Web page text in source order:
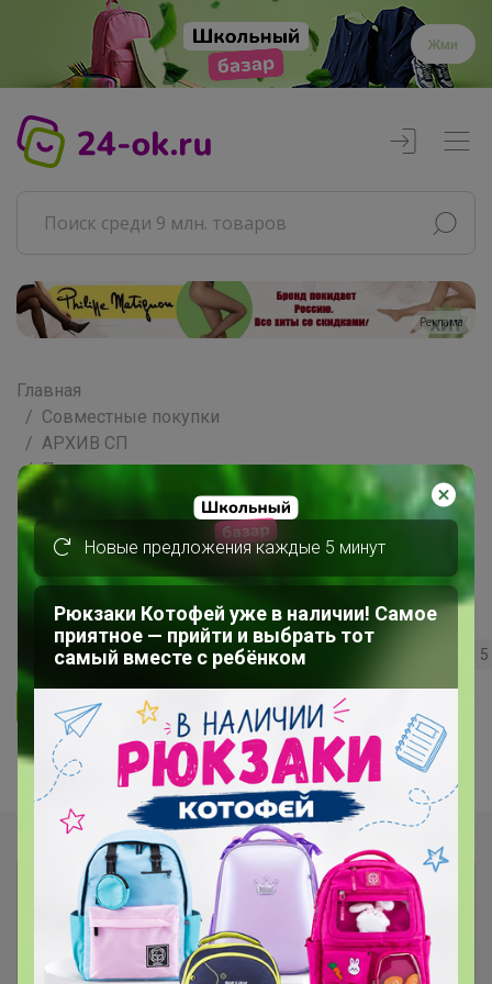
Жми
Реклама
Главная
Совместные покупки
АРХИВ СП
Продукты
***Кондитерская витрина*** Всё
для кондитеров и любителей
вкусно поесть!
228 5.0 35.7K 36.3K 5
Ответить
Показаны записи1-6из6 .
Новые предложения каждые 5 минут
Рюкзаки Котофей уже в наличии! Самое
приятное — прийти и выбрать тот
самый вместе с ребёнком